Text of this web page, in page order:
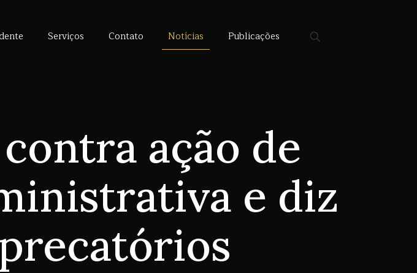
Serviços Contato Notícias Publicações
ação de
e diz